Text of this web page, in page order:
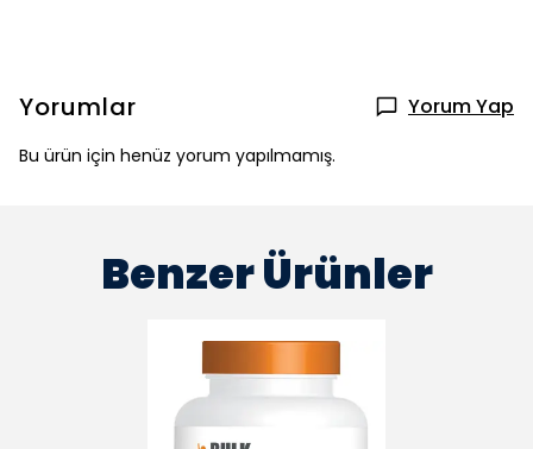
Yorumlar Yorum Yap
Bu ürün için henüz yorum yapılmamış.
Benzer Ürünler